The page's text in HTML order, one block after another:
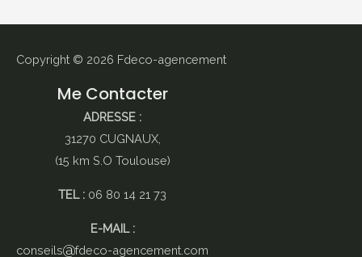
Copyright © 2026 Fdeco-agencement
Me Contacter
ADRESSE :
31270 CUGNAUX,
(15 km S.O Toulouse)
TEL : 06 80 14 21 73
E-MAIL :
conseils
fdeco-agencement.com